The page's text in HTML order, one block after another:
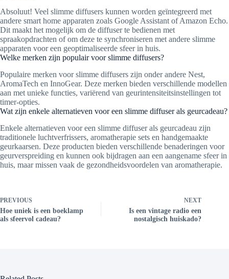
Absoluut! Veel slimme diffusers kunnen worden geïntegreerd met
andere smart home apparaten zoals Google Assistant of Amazon Echo.
Dit maakt het mogelijk om de diffuser te bedienen met
spraakopdrachten of om deze te synchroniseren met andere slimme
apparaten voor een geoptimaliseerde sfeer in huis.
Welke merken zijn populair voor slimme diffusers?
Populaire merken voor slimme diffusers zijn onder andere Nest,
AromaTech en InnoGear. Deze merken bieden verschillende modellen
aan met unieke functies, variërend van geurintensiteitsinstellingen tot
timer-opties.
Wat zijn enkele alternatieven voor een slimme diffuser als geurcadeau?
Enkele alternatieven voor een slimme diffuser als geurcadeau zijn
traditionele luchtverfrissers, aromatherapie sets en handgemaakte
geurkaarsen. Deze producten bieden verschillende benaderingen voor
geurverspreiding en kunnen ook bijdragen aan een aangename sfeer in
huis, maar missen vaak de gezondheidsvoordelen van aromatherapie.
PREVIOUS
Hoe uniek is een boeklamp
als sfeervol cadeau?
NEXT
Is een vintage radio een
nostalgisch huiskado?